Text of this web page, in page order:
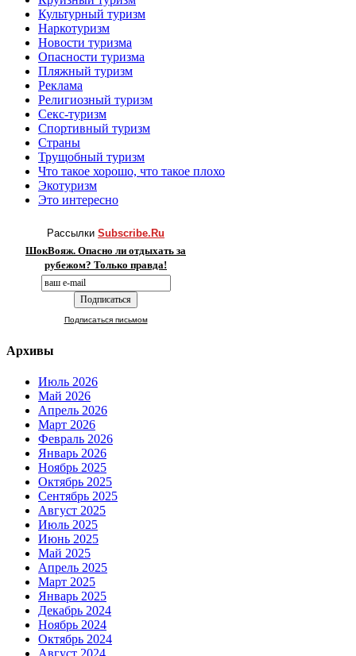
Культурный туризм
Наркотуризм
Новости туризма
Опасности туризма
Пляжный туризм
Реклама
Религиозный туризм
Секс-туризм
Спортивный туризм
Страны
Трущобный туризм
Что такое хорошо, что такое плохо
Экотуризм
Это интересно
Рассылки Subscribe.Ru
ШокВояж. Опасно ли отдыхать за
рубежом? Только правда!
Подписаться письмом
Архивы
Июль 2026
Май 2026
Апрель 2026
Март 2026
Февраль 2026
Январь 2026
Ноябрь 2025
Октябрь 2025
Сентябрь 2025
Август 2025
Июль 2025
Июнь 2025
Май 2025
Апрель 2025
Март 2025
Январь 2025
Декабрь 2024
Ноябрь 2024
Октябрь 2024